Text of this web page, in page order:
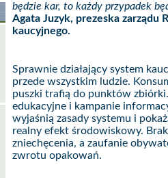
będzie kar, to każdy przypadek
Agata Juzyk, prezeska zarządu
kaucyjnego.
Sprawnie działający system
przede wszystkim ludzie.
puszki trafią do punktów
edukacyjne i kampanie
wyjaśnią zasady systemu i
realny efekt środowiskowy.
zniechęcenia, a zaufanie
zwrotu opakowań.